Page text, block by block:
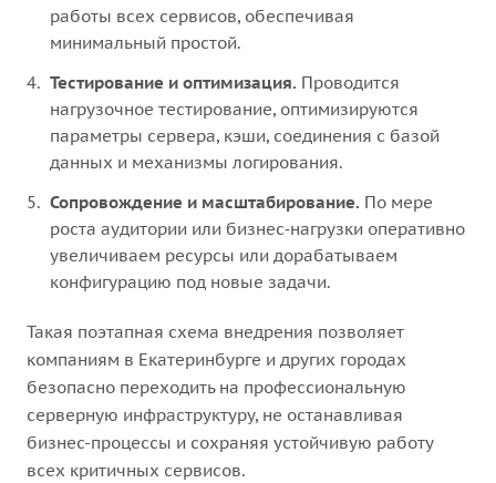
работы всех сервисов, обеспечивая
минимальный простой.
Тестирование и оптимизация. Проводится
нагрузочное тестирование, оптимизируются
параметры сервера, кэши, соединения с базой
данных и механизмы логирования.
Сопровождение и масштабирование. По мере
роста аудитории или бизнес‑нагрузки оперативно
увеличиваем ресурсы или дорабатываем
конфигурацию под новые задачи.
Такая поэтапная схема внедрения позволяет
компаниям в Екатеринбурге и других городах
безопасно переходить на профессиональную
серверную инфраструктуру, не останавливая
бизнес-процессы и сохраняя устойчивую работу
всех критичных сервисов.